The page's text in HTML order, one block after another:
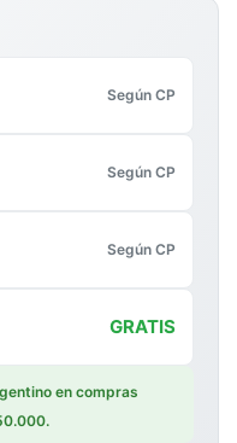
Según CP
Según CP
Según CP
GRATIS
en compras